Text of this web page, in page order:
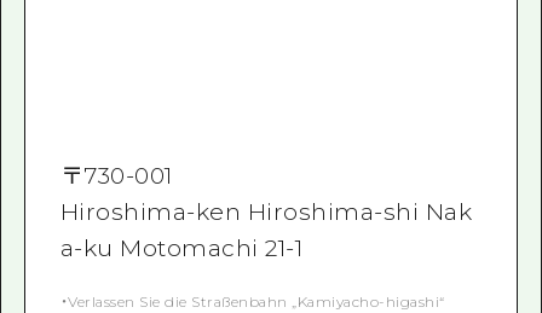
〒730-001
Hiroshima-ken Hiroshima-shi Nak
a-ku Motomachi 21-1
・Verlassen Sie die Straßenbahn „Kamiyacho-higashi“